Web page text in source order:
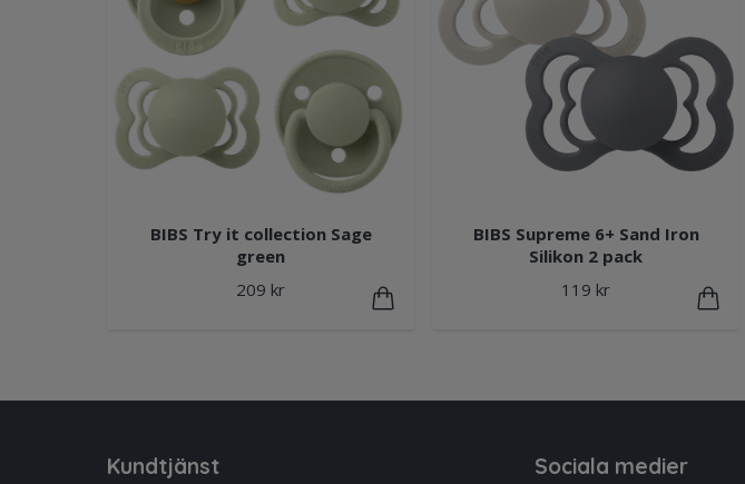
BIBS Try it collection Sage
green
209 kr
BIBS Supreme 6+ Sand Iron
Silikon 2 pack
119 kr
Kundtjänst Sociala medier